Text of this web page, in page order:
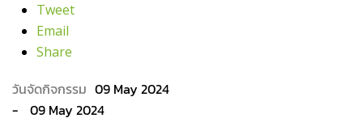
Tweet
Email
Share
09 May 2024
09 May 2024